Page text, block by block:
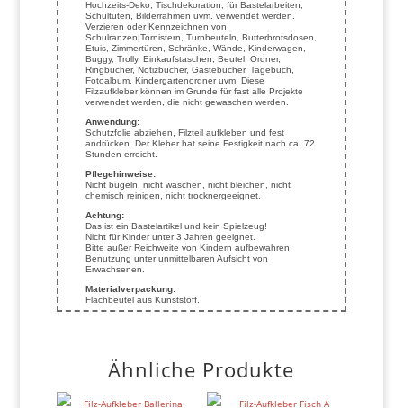
Hochzeits-Deko, Tischdekoration, für Bastelarbeiten,
Schultüten, Bilderrahmen uvm. verwendet werden.
Verzieren oder Kennzeichnen von
Schulranzen|Tornistern, Turnbeuteln, Butterbrotsdosen,
Etuis, Zimmertüren, Schränke, Wände, Kinderwagen,
Buggy, Trolly, Einkaufstaschen, Beutel, Ordner,
Ringbücher, Notizbücher, Gästebücher, Tagebuch,
Fotoalbum, Kindergartenordner uvm. Diese
Filzaufkleber können im Grunde für fast alle Projekte
verwendet werden, die nicht gewaschen werden.
Anwendung:
Schutzfolie abziehen, Filzteil aufkleben und fest
andrücken. Der Kleber hat seine Festigkeit nach ca. 72
Stunden erreicht.
Pflegehinweise:
Nicht bügeln, nicht waschen, nicht bleichen, nicht
chemisch reinigen, nicht trocknergeeignet.
Achtung:
Das ist ein Bastelartikel und kein Spielzeug!
Nicht für Kinder unter 3 Jahren geeignet.
Bitte außer Reichweite von Kindern aufbewahren.
Benutzung unter unmittelbaren Aufsicht von
Erwachsenen.
Materialverpackung:
Flachbeutel aus Kunststoff.
Ähnliche Produkte